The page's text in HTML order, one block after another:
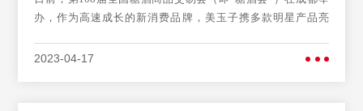
办，作为高速成长的新消费品牌，美玉子携多款明星产品亮
2023-04-17